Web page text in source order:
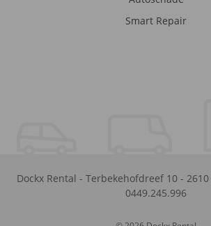
Smart Repair
Dockx Rental - Terbekehofdreef 10 - 2610
0449.245.996